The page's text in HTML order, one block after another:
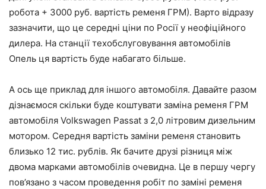
робота + 3000 руб. вартість ременя ГРМ). Варто відразу
зазначити, що це середні ціни по Росії у неофіційного
дилера. На станції техобслуговування автомобілів
Опель ця вартість буде набагато більше.
А ось ще приклад для іншого автомобіля. Давайте разом
дізнаємося скільки буде коштувати заміна ременя ГРМ
автомобіля Volkswagen Passat з 2,0 літровим дизельним
мотором. Середня вартість заміни ременя становить
близько 12 тис. рублів. Як бачите друзі різниця між
двома марками автомобілів очевидна. Це в першу чергу
пов’язано з часом проведення робіт по заміні ременя